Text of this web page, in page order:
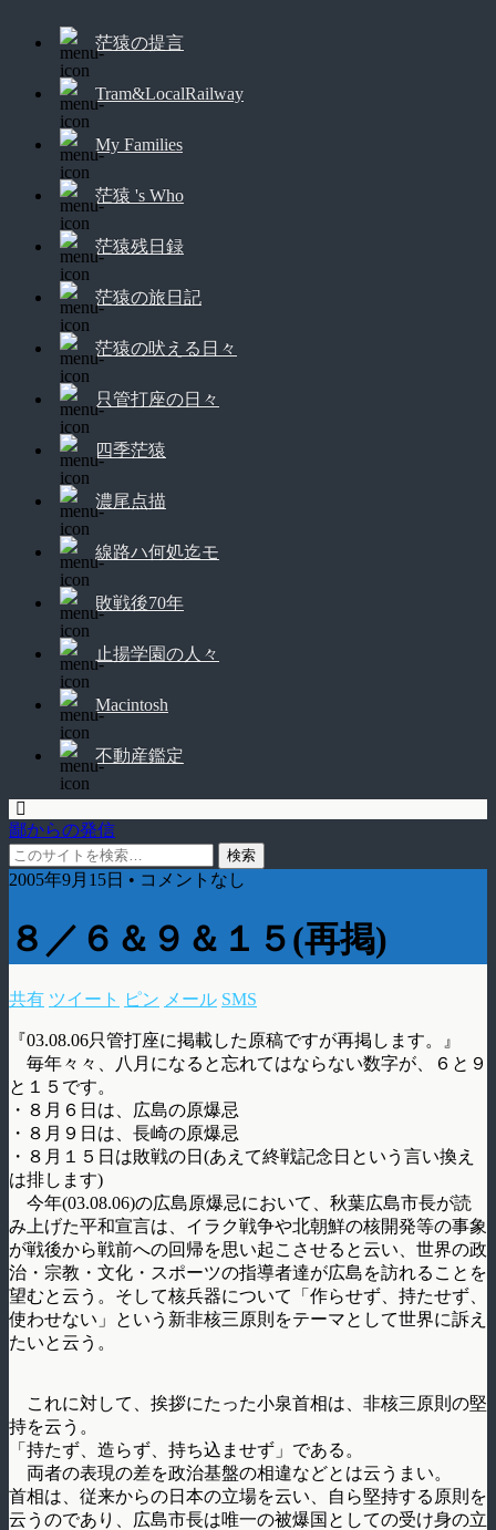
茫猿の提言
Tram&LocalRailway
My Families
茫猿 's Who
茫猿残日録
茫猿の旅日記
茫猿の吠える日々
只管打座の日々
四季茫猿
濃尾点描
線路ハ何処迄モ
敗戦後70年
止揚学園の人々
Macintosh
不動産鑑定
鄙からの発信
2005年9月15日 • コメントなし
８／６＆９＆１５(再掲)
共有 ツイート ピン メール SMS
『03.08.06只管打座に掲載した原稿ですが再掲します。』
毎年々々、八月になると忘れてはならない数字が、６と９
と１５です。
・８月６日は、広島の原爆忌
・８月９日は、長崎の原爆忌
・８月１５日は敗戦の日(あえて終戦記念日という言い換え
は排します)
今年(03.08.06)の広島原爆忌において、秋葉広島市長が読
み上げた平和宣言は、イラク戦争や北朝鮮の核開発等の事象
が戦後から戦前への回帰を思い起こさせると云い、世界の政
治・宗教・文化・スポーツの指導者達が広島を訪れることを
望むと云う。そして核兵器について「作らせず、持たせず、
使わせない」という新非核三原則をテーマとして世界に訴え
たいと云う。
これに対して、挨拶にたった小泉首相は、非核三原則の堅
持を云う。
「持たず、造らず、持ち込ませず」である。
両者の表現の差を政治基盤の相違などとは云うまい。
首相は、従来からの日本の立場を云い、自ら堅持する原則を
云うのであり、広島市長は唯一の被爆国としての受け身の立